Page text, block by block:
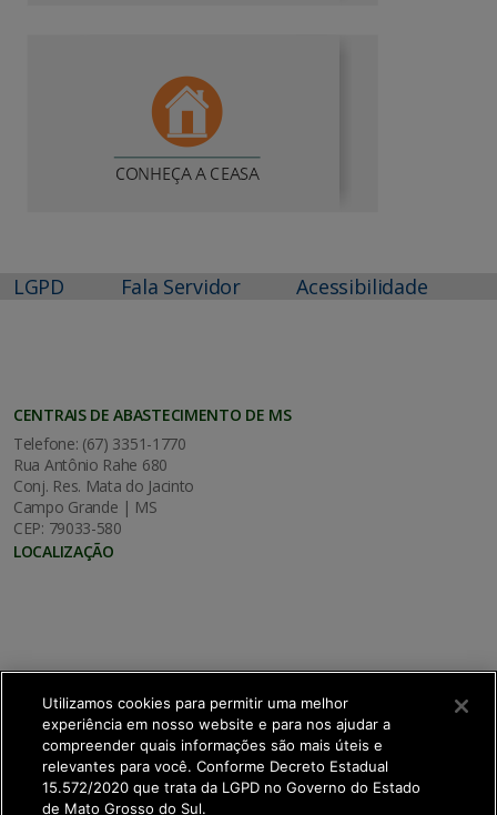
LGPD Fala Servidor Acessibilidade
CENTRAIS DE ABASTECIMENTO DE MS
Telefone: (67) 3351-1770
Rua Antônio Rahe 680
Conj. Res. Mata do Jacinto
Campo Grande | MS
CEP: 79033-580
LOCALIZAÇÃO
Utilizamos cookies para permitir uma melhor
experiência em nosso website e para nos ajudar a
compreender quais informações são mais úteis e
relevantes para você. Conforme Decreto Estadual
15.572/2020 que trata da LGPD no Governo do Estado
de Mato Grosso do Sul.